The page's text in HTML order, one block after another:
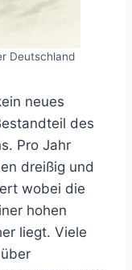
Deutschland
neues
des
Pro Jahr
dreißig und
wobei die
hohen
liegt. Viele